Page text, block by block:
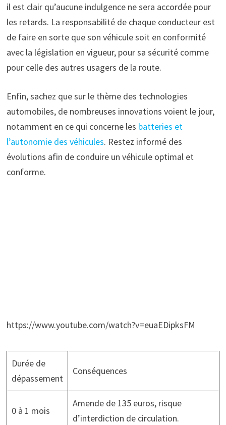
il est clair qu’aucune indulgence ne sera accordée pour
les retards. La responsabilité de chaque conducteur est
de faire en sorte que son véhicule soit en conformité
avec la législation en vigueur, pour sa sécurité comme
pour celle des autres usagers de la route.
Enfin, sachez que sur le thème des technologies
automobiles, de nombreuses innovations voient le jour,
notamment en ce qui concerne les batteries et
l’autonomie des véhicules. Restez informé des
évolutions afin de conduire un véhicule optimal et
conforme.
https://www.youtube.com/watch?v=euaEDipksFM
Durée de
dépassement
Conséquences
0 à 1 mois
Amende de 135 euros, risque
d’interdiction de circulation.